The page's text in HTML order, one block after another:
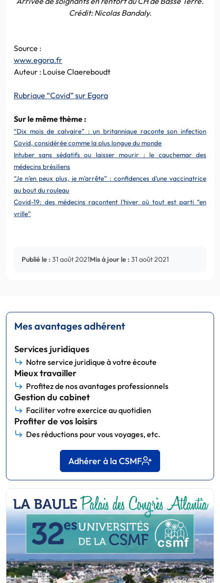
Crédit: Nicolas Bandaly.
Source :
www.egora.fr
Auteur : Louise Claereboudt
Rubrique “Covid” sur Egora
Sur le même thème :
“Dix mois de calvaire” : un britannique raconte son infection
Covid, considérée comme la plus longue du monde
Intuber sans sédatifs ou laisser mourir : le cauchemar des
médecins brésiliens
“Je n’en peux plus, je m’arrête” : confidences d’une vaccinatrice
au bout du rouleau
Covid-19: des médecins racontent l’hiver où tout est parti “en
vrille”
Publié le : 31 août 2021Mis à jour le : 31 août 2021
Mes avantages adhérent
Services juridiques
Notre service juridique à votre écoute
Mieux travailler
Profitez de nos avantages professionnels
Gestion du cabinet
Faciliter votre exercice au quotidien
Profiter de vos loisirs
Des réductions pour vous voyages, etc.
Adhérer à la CSMF